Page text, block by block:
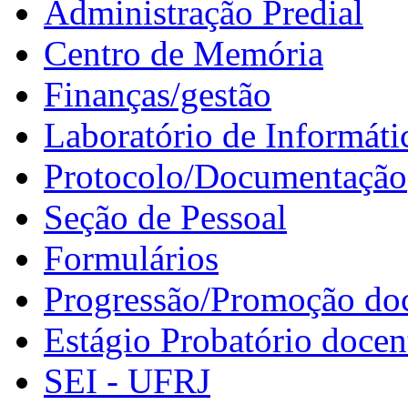
Administração Predial
Centro de Memória
Finanças/gestão
Laboratório de
Protocolo/Documentação
Seção de Pessoal
Formulários
Progressão/Promoção
Estágio Probatório
SEI - UFRJ